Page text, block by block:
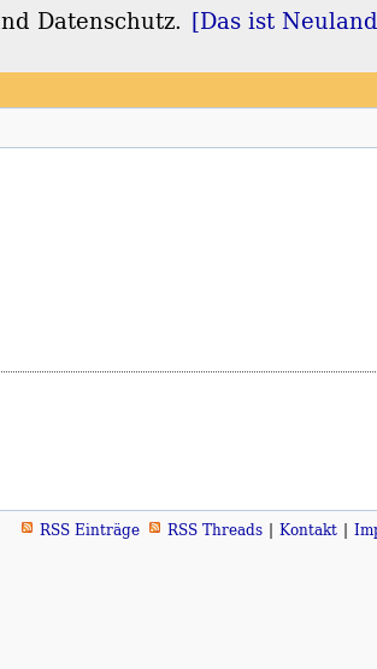
RSS Einträge RSS Threads Kontakt
Datenschutz. [Das ist